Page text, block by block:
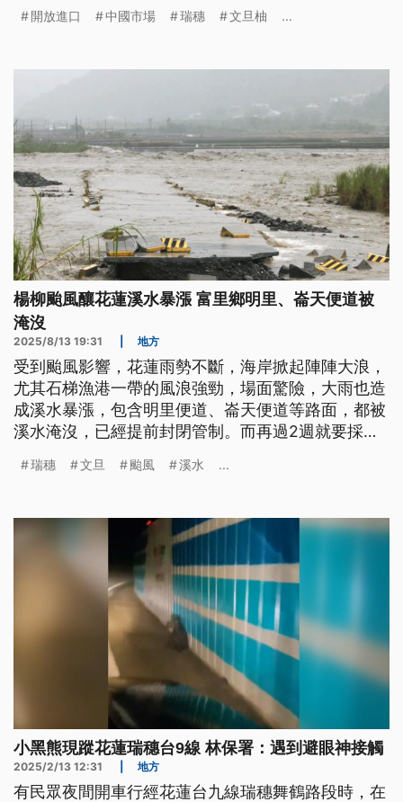
開放進口 中國市場 瑞穗 文旦柚 ...
楊柳颱風釀花蓮溪水暴漲 富里鄉明里、崙天便道被
淹沒
2025/8/13 19:31 地方
受到颱風影響，花蓮雨勢不斷，海岸掀起陣陣大浪，
尤其石梯漁港一帶的風浪強勁，場面驚險，大雨也造
成溪水暴漲，包含明里便道、崙天便道等路面，都被
溪水淹沒，已經提前封閉管制。而再過2週就要採收
響生計。
瑞穗 文旦 颱風 溪水 ...
小黑熊現蹤花蓮瑞穗台9線 林保署：遇到避眼神接觸
2025/2/13 12:31 地方
有民眾夜間開車行經花蓮台九線瑞穗舞鶴路段時，在